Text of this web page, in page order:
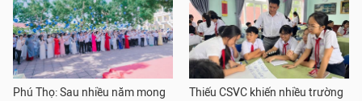
Phú Thọ: Sau nhiều năm mong
Thiếu CSVC khiến nhiều trường